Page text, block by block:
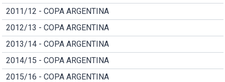
2011/12 - COPA ARGENTINA
2012/13 - COPA ARGENTINA
2013/14 - COPA ARGENTINA
2014/15 - COPA ARGENTINA
2015/16 - COPA ARGENTINA